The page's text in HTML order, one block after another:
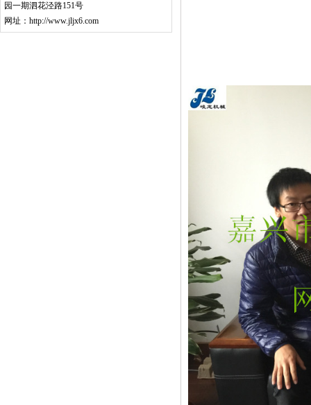
园一期泗花泾路151号
网址：http://www.jljx6.com